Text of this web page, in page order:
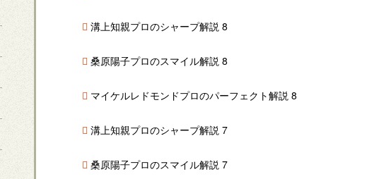
溝上知親プロのシャープ解説 8
桑原陽子プロのスマイル解説 8
マイケルレドモンドプロのパーフェクト解説 8
溝上知親プロのシャープ解説 7
桑原陽子プロのスマイル解説 7